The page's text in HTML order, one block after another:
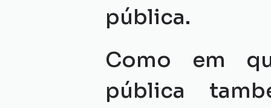
pública.
Como em
pública